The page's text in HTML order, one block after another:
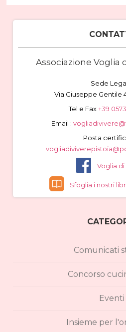
Associazione Voglia
Sede
Via Giuseppe Gentile
Tel e Fax+39
Email :
Posta
Voglia di
Sfoglia i nostri
Comunicati
Concorso
Eventi
Insieme per